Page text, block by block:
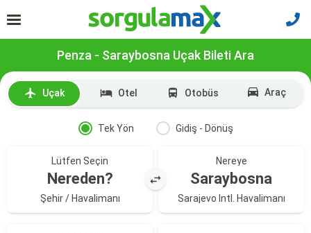
Penza - Saraybosna Uçak Bileti Ara
Uçak Otel Otobüs Araç
Tek Yön Gidiş - Dönüş
Lütfen Seçin
Nereden?
Şehir / Havalimanı
Nereye
Saraybosna
Sarajevo Intl. Havalimanı